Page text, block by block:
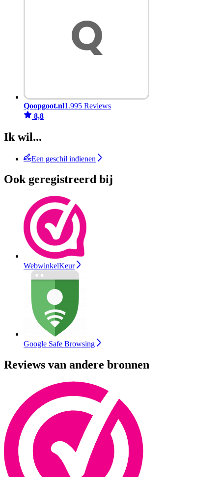
Qoopgoot.nl1.995 Reviews
8,8
Ik wil...
Een geschil indienen
Ook geregistreerd bij
WebwinkelKeur
Google Safe Browsing
Reviews van andere bronnen